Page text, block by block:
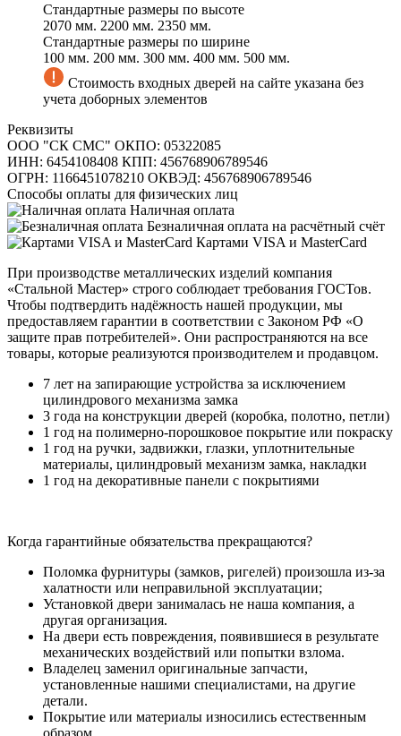
Стандартные размеры по высоте
2070 мм. 2200 мм. 2350 мм.
Стандартные размеры по ширине
100 мм. 200 мм. 300 мм. 400 мм. 500 мм.
Стоимость входных дверей на сайте указана без
учета доборных элементов
Реквизиты
ООО "СК СМС" ОКПО: 05322085
ИНН: 6454108408 КПП: 456768906789546
ОГРН: 1166451078210 ОКВЭД: 456768906789546
Способы оплаты для физических лиц
Наличная оплата
Безналичная оплата на расчётный счёт
Картами VISA и MasterCard
При производстве металлических изделий компания
«Стальной Мастер» строго соблюдает требования ГОСТов.
Чтобы подтвердить надёжность нашей продукции, мы
предоставляем гарантии в соответствии с Законом РФ «О
защите прав потребителей». Они распространяются на все
товары, которые реализуются производителем и продавцом.
7 лет на запирающие устройства за исключением
цилиндрового механизма замка
3 года на конструкции дверей (коробка, полотно, петли)
1 год на полимерно-порошковое покрытие или покраску
1 год на ручки, задвижки, глазки, уплотнительные
материалы, цилиндровый механизм замка, накладки
1 год на декоративные панели с покрытиями
Когда гарантийные обязательства прекращаются?
Поломка фурнитуры (замков, ригелей) произошла из-за
халатности или неправильной эксплуатации;
Установкой двери занималась не наша компания, а
другая организация.
На двери есть повреждения, появившиеся в результате
механических воздействий или попытки взлома.
Владелец заменил оригинальные запчасти,
установленные нашими специалистами, на другие
детали.
Покрытие или материалы износились естественным
образом.